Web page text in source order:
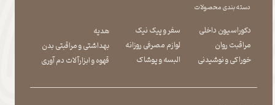
دسته بندی محصولات
دکوراسیون داخلی
مراقبت روان
​​​​​​​خوراکی و نوشیدنی
سفر و پیک نیک
لوازم مصرفی روزانه
​​​​​​​البسه و پوشاک
هدیه
بهداشتی و مراقبتی بدن
​​​​​​​قهوه و ابزارآلات دم آوری